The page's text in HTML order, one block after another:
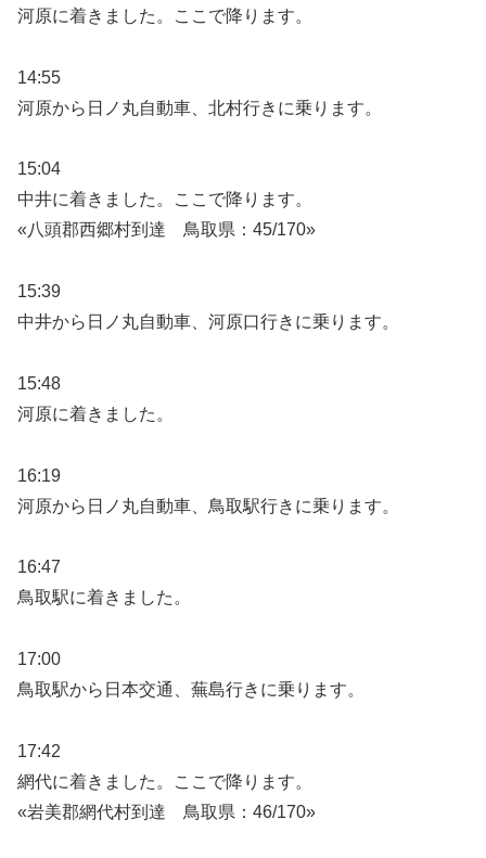
河原に着きました。ここで降ります。
14:55
河原から日ノ丸自動車、北村行きに乗ります。
15:04
中井に着きました。ここで降ります。
«八頭郡西郷村到達 鳥取県：45/170»
15:39
中井から日ノ丸自動車、河原口行きに乗ります。
15:48
河原に着きました。
16:19
河原から日ノ丸自動車、鳥取駅行きに乗ります。
16:47
鳥取駅に着きました。
17:00
鳥取駅から日本交通、蕪島行きに乗ります。
17:42
網代に着きました。ここで降ります。
«岩美郡網代村到達 鳥取県：46/170»